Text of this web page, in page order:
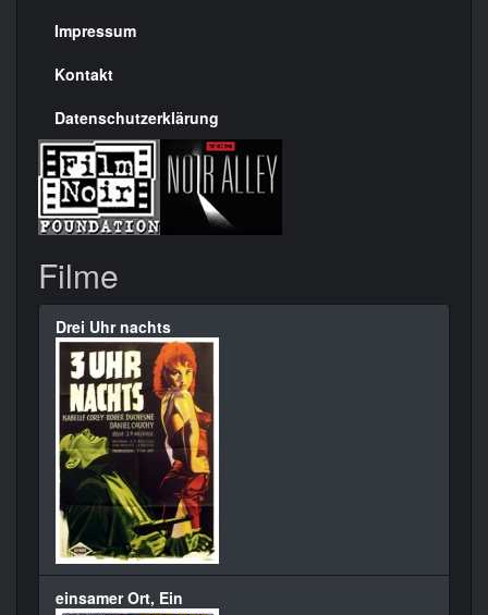
Seite
Impressum
Kontakt
Datenschutzerklärung
Filme
Drei Uhr nachts
einsamer Ort, Ein